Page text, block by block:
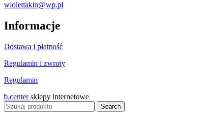
wiolettakin@wp.pl
Informacje
Dostawa i płatność
Regulamin i zwroty
Regulamin
b.centersklepy internetowe
Search